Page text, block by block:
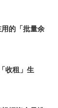
的「批量余
收租」生